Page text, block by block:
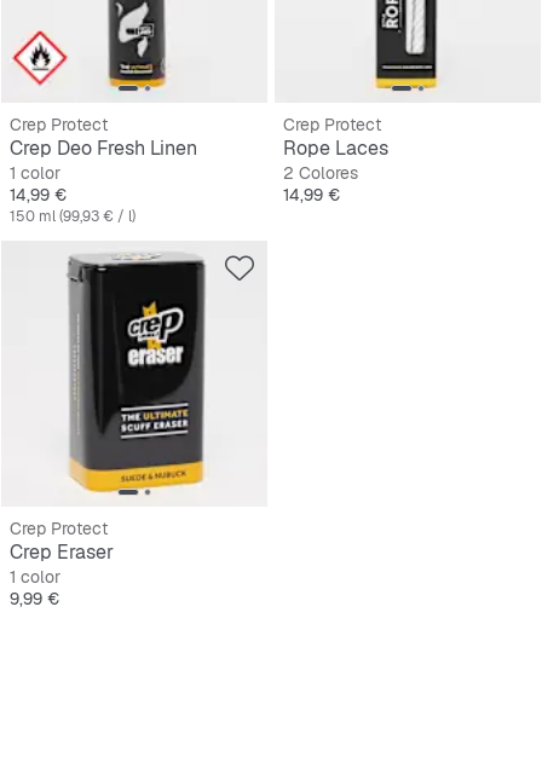
Crep Protect
Crep Deo Fresh Linen
1 color
Precio
14,99 €
150 ml (99,93 € / l)
Crep Protect
Rope Laces
2 Colores
Precio
14,99 €
Crep Protect
Crep Eraser
1 color
Precio
9,99 €